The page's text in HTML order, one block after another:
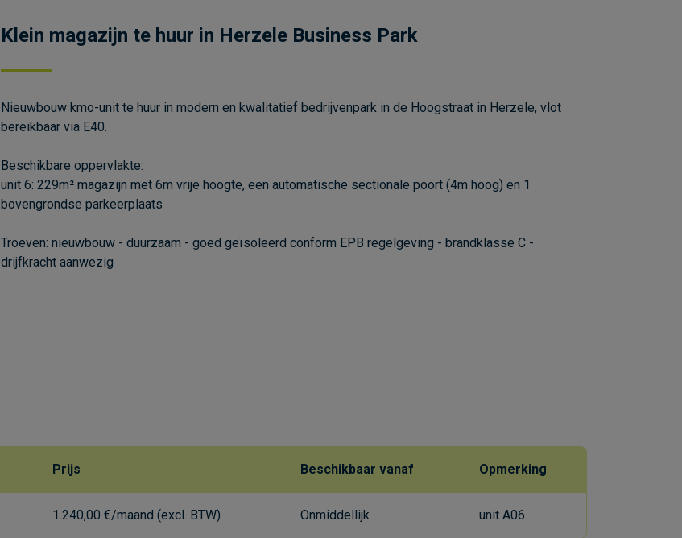
Klein magazijn te huur in Herzele Business Park
Nieuwbouw kmo-unit te huur in modern en kwalitatief bedrijvenpark in de Hoogstraat in Herzele, vlot
bereikbaar via E40.
Beschikbare oppervlakte:
unit 6: 229m² magazijn met 6m vrije hoogte, een automatische sectionale poort (4m hoog) en 1
bovengrondse parkeerplaats
Troeven: nieuwbouw - duurzaam - goed geïsoleerd conform EPB regelgeving - brandklasse C -
drijfkracht aanwezig
Prijs Beschikbaar vanaf Opmerking
1.240,00 €/maand (excl. BTW) Onmiddellijk unit A06